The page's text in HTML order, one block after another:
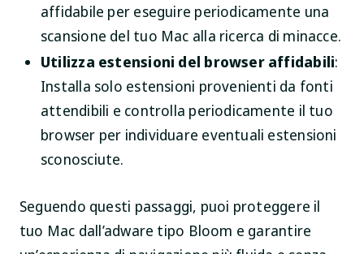
affidabile per eseguire periodicamente una
scansione del tuo Mac alla ricerca di minacce.
Utilizza estensioni del browser affidabili:
Installa solo estensioni provenienti da fonti
attendibili e controlla periodicamente il tuo
browser per individuare eventuali estensioni
sconosciute.
Seguendo questi passaggi, puoi proteggere il
tuo Mac dall’adware tipo Bloom e garantire